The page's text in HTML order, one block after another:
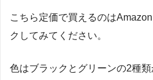
こちら定価で買えるのは
クしてみてください。
色はブラックとグリーンの2種類